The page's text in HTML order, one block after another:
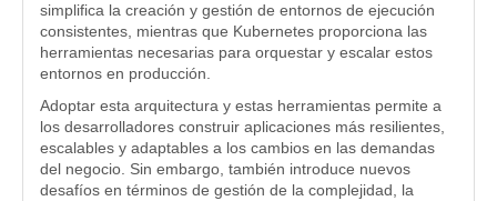
simplifica la creación y gestión de entornos de ejecución
consistentes, mientras que Kubernetes proporciona las
herramientas necesarias para orquestar y escalar estos
entornos en producción.
Adoptar esta arquitectura y estas herramientas permite a
los desarrolladores construir aplicaciones más resilientes,
escalables y adaptables a los cambios en las demandas
del negocio. Sin embargo, también introduce nuevos
desafíos en términos de gestión de la complejidad, la